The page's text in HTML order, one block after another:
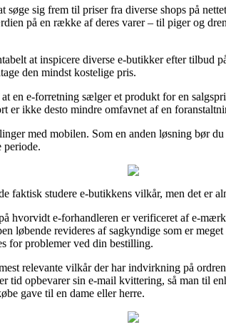
søge sig frem til priser fra diverse shops på
på en række af deres varer – til piger og
at inspicere diverse e-butikker efter tilbud
den mindst kostelige pris.
en e-forretning sælger et produkt for en
er ikke desto mindre omfavnet af en
med mobilen. Som en anden løsning bør
periode.
faktisk studere e-butikkens vilkår, men det er
hvorvidt e-forhandleren er verificeret af e-
løbende revideres af sagkyndige som er
for problemer ved din bestilling.
relevante vilkår der har indvirkning på
tid opbevarer sin e-mail kvittering, så man til
gave til en dame eller herre.